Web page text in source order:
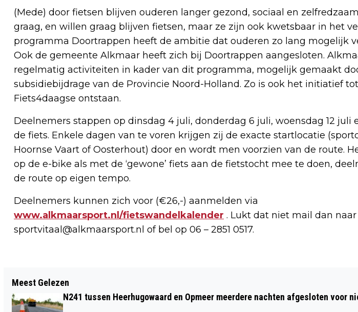
(Mede) door fietsen blijven ouderen langer gezond, sociaal en
graag, en willen graag blijven fietsen, maar ze zijn ook kwetsbaar in het
programma Doortrappen heeft de ambitie dat ouderen zo lang mogelijk
Ook de gemeente Alkmaar heeft zich bij Doortrappen aangesloten.
regelmatig activiteiten in kader van dit programma, mogelijk gemaakt
subsidiebijdrage van de Provincie Noord-Holland. Zo is ook het initiatief
Fiets4daagse ontstaan.
Deelnemers stappen op dinsdag 4 juli, donderdag 6 juli, woensdag 12 juli
de fiets. Enkele dagen van te voren krijgen zij de exacte startlocatie
Hoornse Vaart of Oosterhout) door en wordt men voorzien van de route.
op de e-bike als met de ‘gewone’ fiets aan de fietstocht mee te doen,
de route op eigen tempo.
Deelnemers kunnen zich voor (€26,-) aanmelden via
www.alkmaarsport.nl/fietswandelkalender . Lukt dat niet mail dan naar
sportvitaal@alkmaarsport.nl of bel op 06 – 2851 0517.
OOSTWIJK NU EEN BESCHERMD
DORPSGEZICHT
NAAR
Meest Gelezen
N241 tussen Heerhugowaard en Opmeer meerdere nachten afgesloten voor